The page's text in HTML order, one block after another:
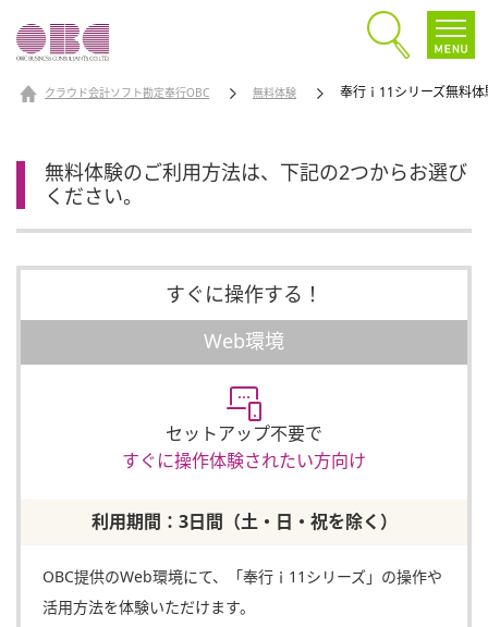
クラウド会計ソフト勘定奉行OBC 無料体験 奉行ｉ11シリーズ無料体
無料体験のご利用方法は、下記の2つからお選び
ください。
すぐに操作する！
Web環境
セットアップ不要で
すぐに操作体験されたい方向け
利用期間：3日間（土・日・祝を除く）
OBC提供のWeb環境にて、「奉行ｉ11シリーズ」の操作や
活用方法を体験いただけます。